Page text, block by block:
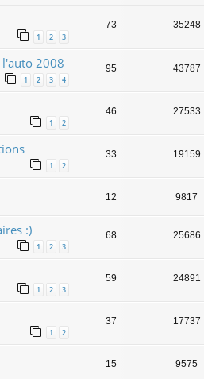
1 2 3
73 35248
l'auto 2008
1 2 3 4
95 43787
1 2
46 27533
1 2
33 19159
12 9817
:)
1 2 3
68 25686
1 2 3
59 24891
1 2
37 17737
15 9575